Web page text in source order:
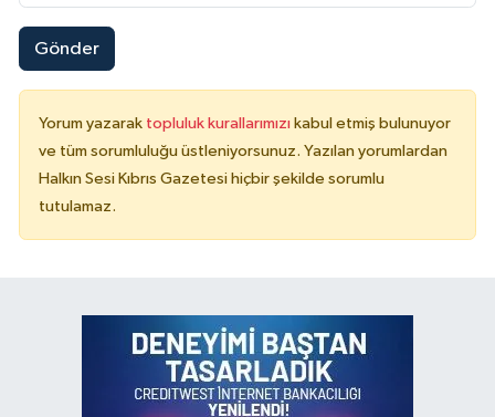
Gönder
Yorum yazarak topluluk kurallarımızı kabul etmiş bulunuyor
ve tüm sorumluluğu üstleniyorsunuz. Yazılan yorumlardan
Halkın Sesi Kıbrıs Gazetesi hiçbir şekilde sorumlu
tutulamaz.